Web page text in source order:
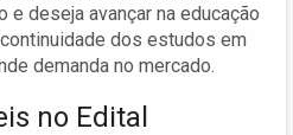
deseja avançar na educação
dos estudos em
demanda no mercado.
no Edital